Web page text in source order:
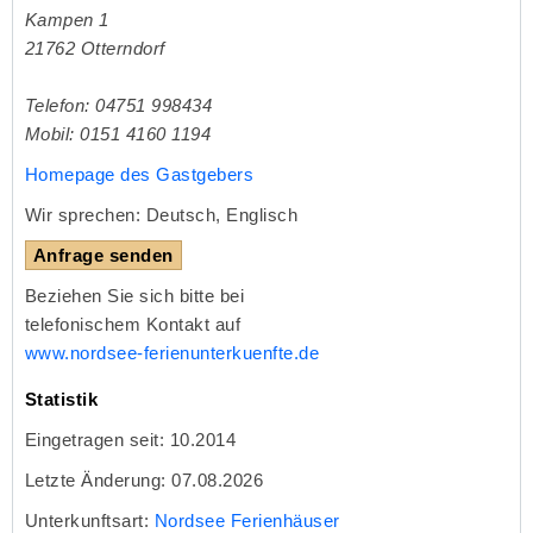
Kampen 1
21762 Otterndorf
Telefon: 04751 998434
Mobil: 0151 4160 1194
Homepage des Gastgebers
Wir sprechen: Deutsch, Englisch
Anfrage senden
Beziehen Sie sich bitte bei
telefonischem Kontakt auf
www.nordsee-ferienunterkuenfte.de
Statistik
Eingetragen seit: 10.2014
Letzte Änderung: 07.08.2026
Unterkunftsart: Nordsee Ferienhäuser